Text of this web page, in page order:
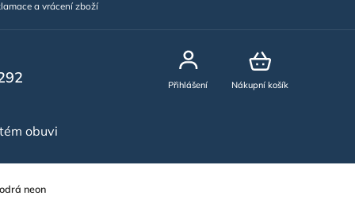
a vrácení zboží
Nákupní košík
Přihlášení
obuvi
neon